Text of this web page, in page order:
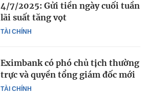
TÀI CHÍNH
4/7/2025: Gửi tiền ngày cuối tuần
lãi suất tăng vọt
TÀI CHÍNH
Eximbank có phó chủ tịch thường
trực và quyền tổng giám đốc mới